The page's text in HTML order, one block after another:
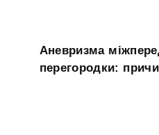
Аневризма
перегородки: